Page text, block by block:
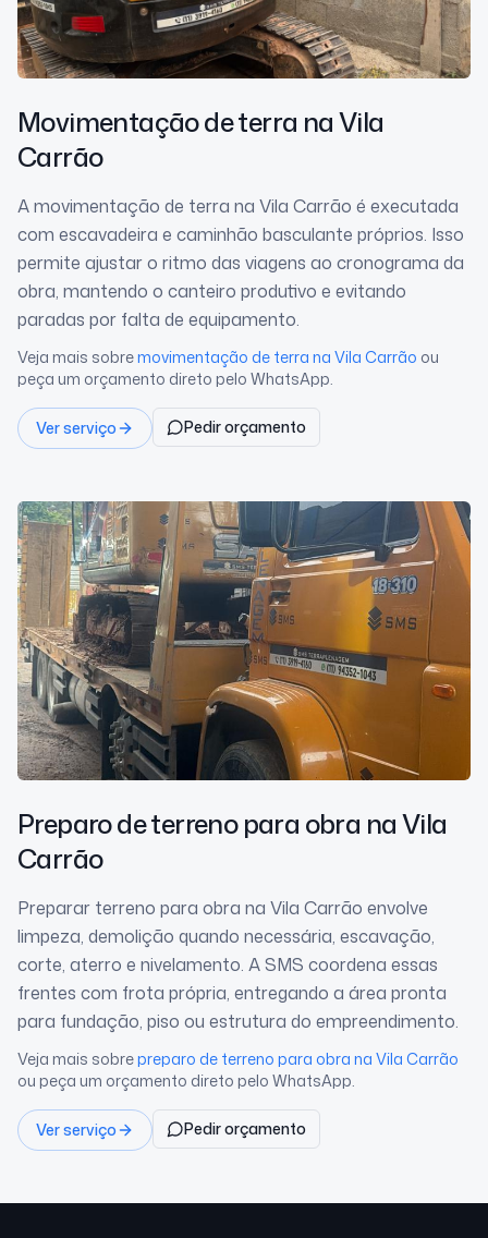
Movimentação de terra na Vila
Carrão
A movimentação de terra na Vila Carrão é executada
com escavadeira e caminhão basculante próprios. Isso
permite ajustar o ritmo das viagens ao cronograma da
obra, mantendo o canteiro produtivo e evitando
paradas por falta de equipamento.
Veja mais sobremovimentação de terra na Vila Carrão ou
peça um orçamento direto pelo WhatsApp.
Ver serviço Pedir orçamento
Preparo de terreno para obra na Vila
Carrão
Preparar terreno para obra na Vila Carrão envolve
limpeza, demolição quando necessária, escavação,
corte, aterro e nivelamento. A SMS coordena essas
frentes com frota própria, entregando a área pronta
para fundação, piso ou estrutura do empreendimento.
Veja mais sobrepreparo de terreno para obra na Vila Carrão
ou peça um orçamento direto pelo WhatsApp.
Ver serviço Pedir orçamento